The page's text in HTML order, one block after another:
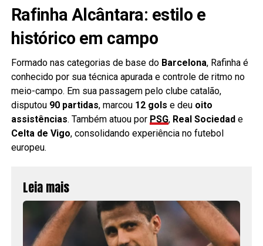
Rafinha Alcântara: estilo e
histórico em campo
Formado nas categorias de base do Barcelona, Rafinha é
conhecido por sua técnica apurada e controle de ritmo no
meio-campo. Em sua passagem pelo clube catalão,
disputou 90 partidas, marcou 12 gols e deu oito
assistências. Também atuou por PSG, Real Sociedade
Celta de Vigo, consolidando experiência no futebol
europeu.
Leia mais